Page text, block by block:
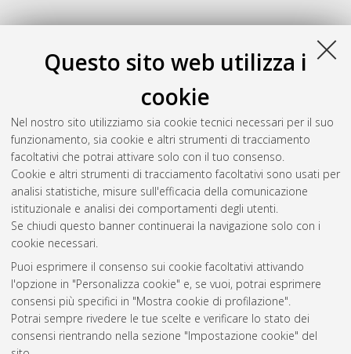
Questo sito web utilizza i
cookie
Nel nostro sito utilizziamo sia cookie tecnici necessari per il suo
funzionamento, sia cookie e altri strumenti di tracciamento
facoltativi che potrai attivare solo con il tuo consenso.
Cookie e altri strumenti di tracciamento facoltativi sono usati per
analisi statistiche, misure sull'efficacia della comunicazione
istituzionale e analisi dei comportamenti degli utenti.
Se chiudi questo banner continuerai la navigazione solo con i
cookie necessari.
Puoi esprimere il consenso sui cookie facoltativi attivando
l'opzione in "Personalizza cookie" e, se vuoi, potrai esprimere
consensi più specifici in "Mostra cookie di profilazione".
Potrai sempre rivedere le tue scelte e verificare lo stato dei
consensi rientrando nella sezione "Impostazione cookie" del
2012
Muttini, Daniele (2012) Intuizione e visualizzazione in
matematica con particolare riferimento a Felix Klein
[Dissertation thesis], Alma Mater Studiorum Università di
Bologna. Dottorato di ricerca inFilosofia, 22 Ciclo. DOI
10.6092/unibo/amsdottorato/5135.
Questa lista e' stata generata il Thu Aug 6 20:49:31 2026
Atom
Rss 1.0
Rss 2.0